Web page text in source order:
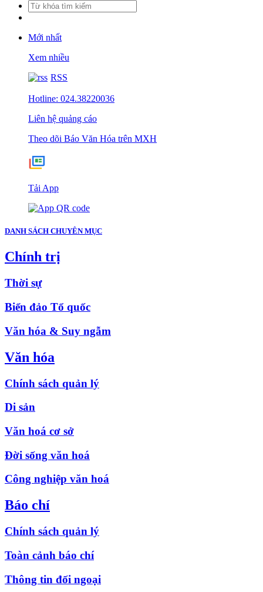
Mới nhất
Xem nhiều
RSS
Hotline: 024.38220036
Liên hệ quảng cáo
Theo dõi Báo Văn Hóa trên MXH
Tải App
DANH SÁCH CHUYÊN MỤC
Chính trị
Thời sự
Biển đảo Tổ quốc
Văn hóa & Suy ngẫm
Văn hóa
Chính sách quản lý
Di sản
Văn hoá cơ sở
Đời sống văn hoá
Công nghiệp văn hoá
Báo chí
Chính sách quản lý
Toàn cảnh báo chí
Thông tin đối ngoại